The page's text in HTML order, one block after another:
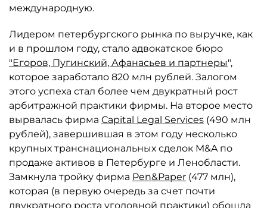
международную.
Лидером петербургского рынка по выручке, как
и в прошлом году, стало адвокатское бюро
"Егоров, Пугинский, Афанасьев и партнеры",
которое заработало 820 млн рублей. Залогом
этого успеха стал более чем двукратный рост
арбитражной практики фирмы. На второе место
вырвалась фирма Capital Legal Services (490 млн
рублей), завершившая в этом году несколько
крупных транснациональных сделок M&A по
продаже активов в Петербурге и Ленобласти.
Замкнула тройку фирма Pen&Paper (477 млн),
которая (в первую очередь за счет почти
двукратного роста уголовной практики) обошла